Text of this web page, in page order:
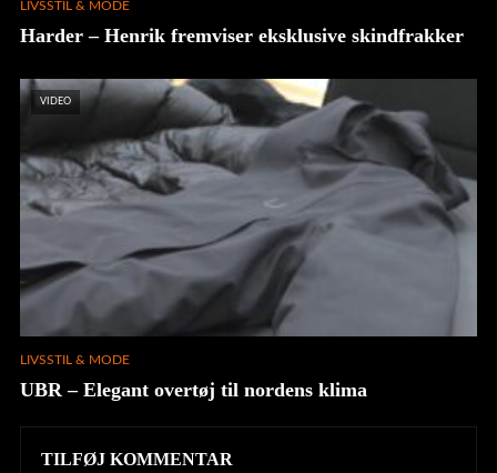
LIVSSTIL & MODE
Harder – Henrik fremviser eksklusive skindfrakker
VIDEO
LIVSSTIL & MODE
UBR – Elegant overtøj til nordens klima
TILFØJ KOMMENTAR